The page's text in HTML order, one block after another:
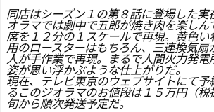
同店はシーズン１の第８話に登場した実
オラマでは劇中で五郎が焼き肉を楽しん
席を１２分の１スケールで再現。黄色
用のロースターはもちろん、三連換気扇
人が手作業で再現。まるで人間火力発電
姿が思い浮かぶような仕上がりだ。
現在、テレビ東京のウェブサイトにて
るこのジオラマのお値段は１５万円（
旬から順次発送予定だ。